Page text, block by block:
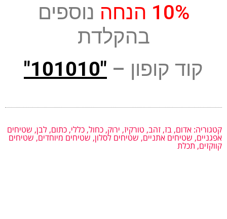
10% הנחה
נוספים
בהקלדת
קוד קופון – "101010"
קטגוריה: אדום, בז, זהב, טורקיז, ירוק, כחול, כללי, כתום, לבן, שטיחים
אפגניים, שטיחים אתניים, שטיחים לסלון, שטיחים מיוחדים, שטיחים
קווקזים, תכלת